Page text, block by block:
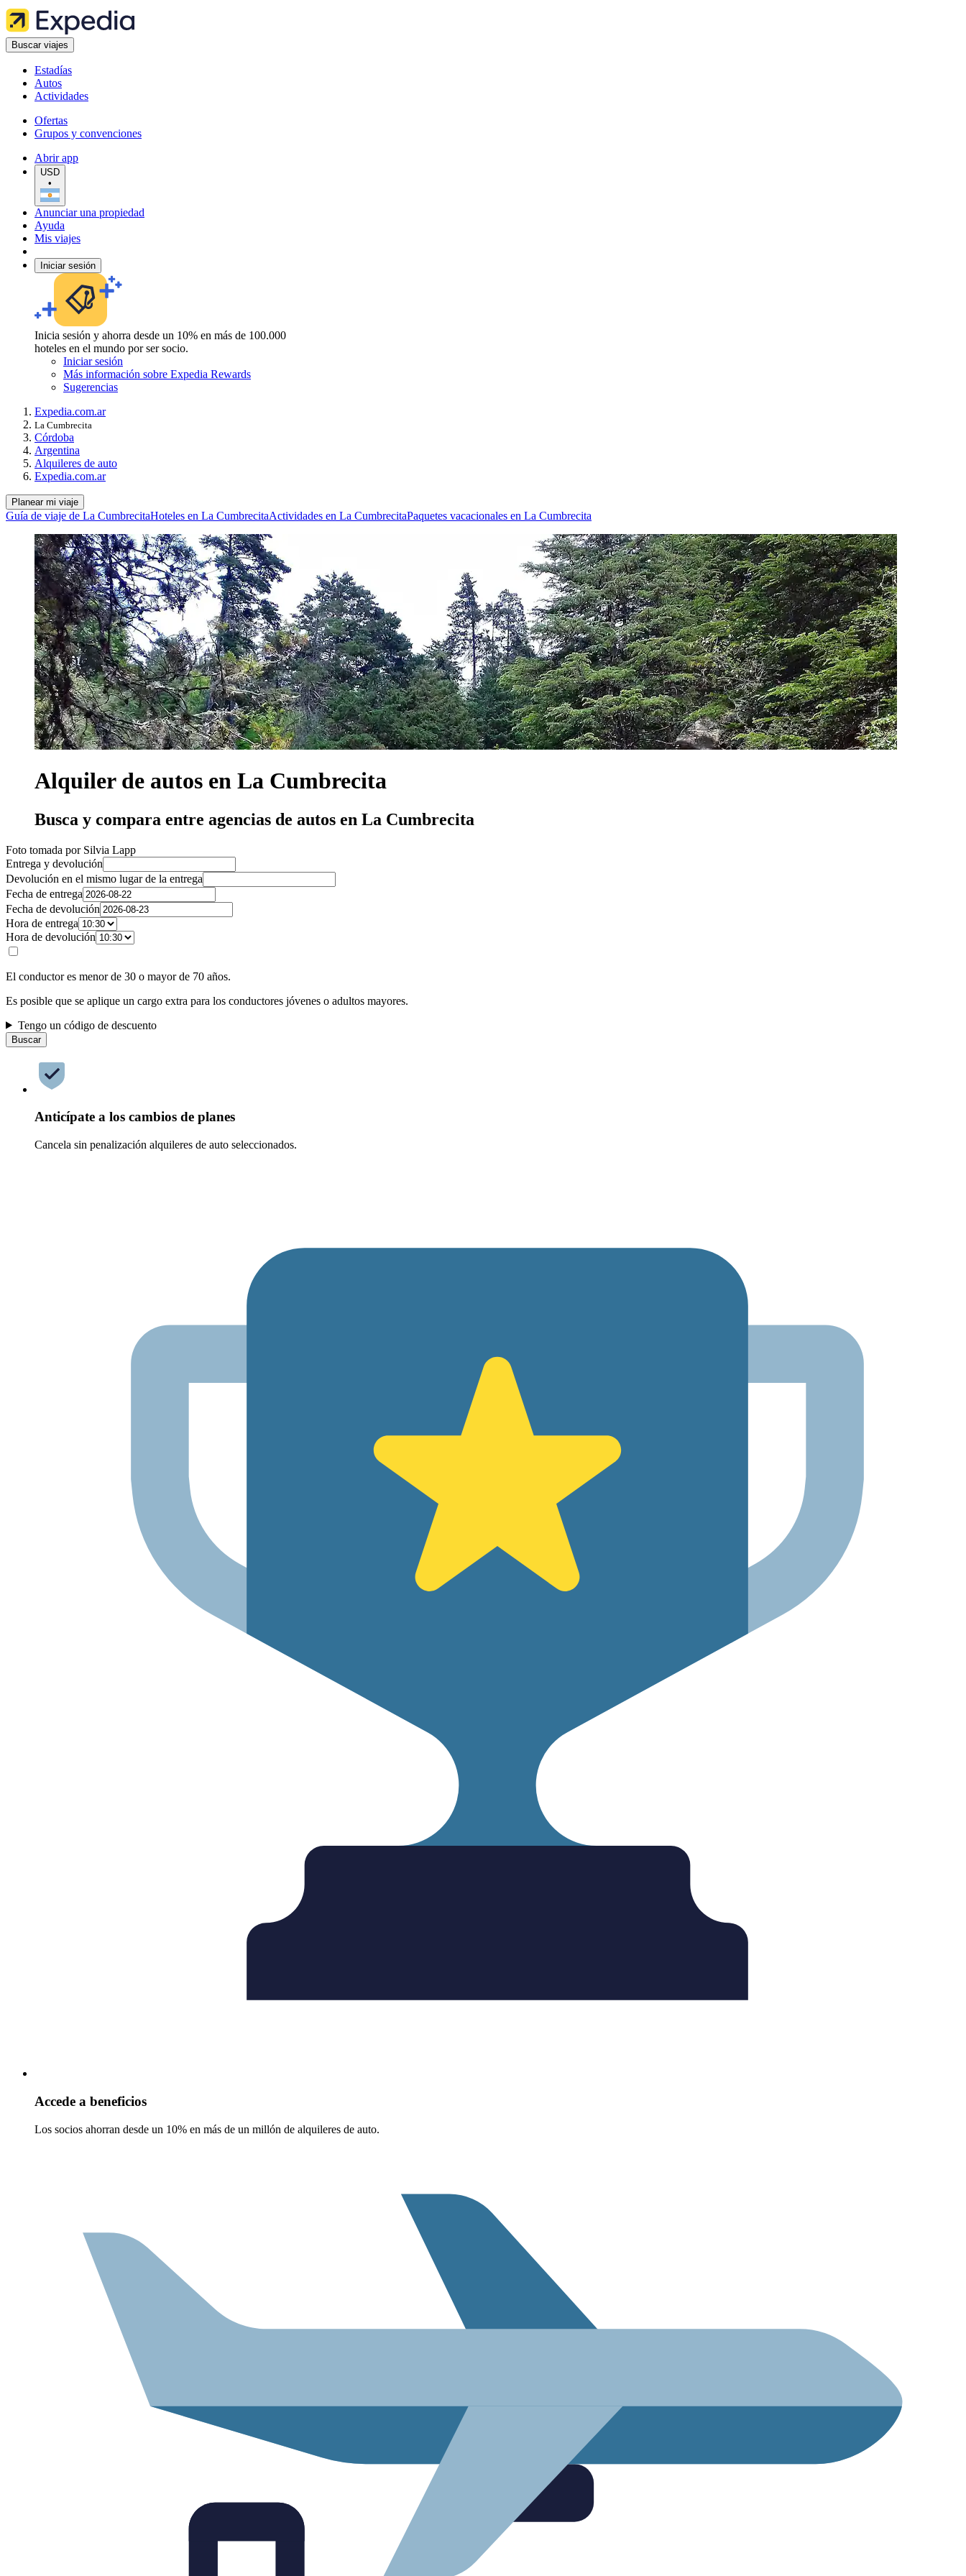
Buscar viajes
Estadías
Autos
Actividades
Ofertas
Grupos y convenciones
Abrir app
USD
•
Anunciar una propiedad
Ayuda
Mis viajes
Iniciar sesión
Inicia sesión y ahorra desde un 10% en más de 100.000
hoteles en el mundo por ser socio.
Iniciar sesión
Más información sobre Expedia Rewards
Sugerencias
Expedia.com.ar
La Cumbrecita
Córdoba
Argentina
Alquileres de auto
Expedia.com.ar
Planear mi viaje
Guía de viaje de La CumbrecitaHoteles en La CumbrecitaActividades en La CumbrecitaPaquetes vacacionales en La Cumbrecita
Alquiler de autos en La Cumbrecita
Busca y compara entre agencias de autos en La Cumbrecita
Foto tomada por Silvia Lapp
Entrega y devolución
Devolución en el mismo lugar de la entrega
Fecha de entrega
Fecha de devolución
Hora de entrega
Hora de devolución
El conductor es menor de 30 o mayor de 70 años.
Es posible que se aplique un cargo extra para los conductores jóvenes o adultos mayores.
Tengo un código de descuento
Buscar
Anticípate a los cambios de planes
Cancela sin penalización alquileres de auto seleccionados.
Accede a beneficios
Los socios ahorran desde un 10% en más de un millón de alquileres de auto.